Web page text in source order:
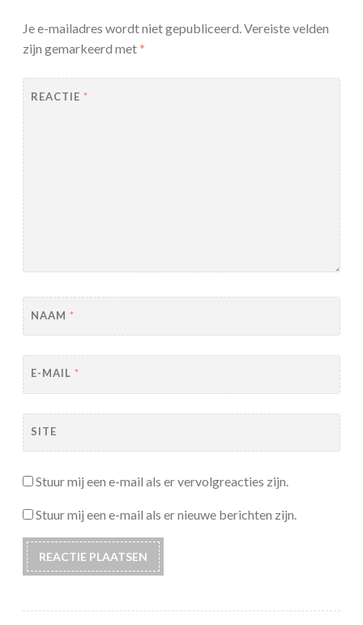
Je e-mailadres wordt niet gepubliceerd.Vereiste velden
zijn gemarkeerd met*
REACTIE *
NAAM *
E-MAIL *
SITE
Stuur mij een e-mail als er vervolgreacties zijn.
Stuur mij een e-mail als er nieuwe berichten zijn.